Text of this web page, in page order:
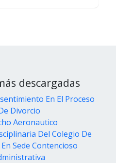
descargadas
En El Proceso
Divorcio
Aeronautico
Del Colegio De
Sede Contencioso